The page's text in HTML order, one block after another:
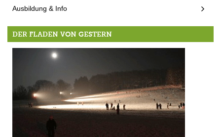
Ausbildung & Info
DER FLADEN VON GESTERN